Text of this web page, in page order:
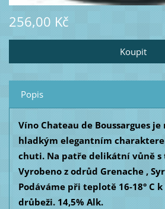
256,00 Kč
Popis
Víno Chateau de Boussargues
hladkým elegantním
chuti. Na patře delikátní vůně s
Vyrobeno z odrůd Grenache ,
Podáváme při teplotě 16-18° C
drůbeži. 14,5% Alk.